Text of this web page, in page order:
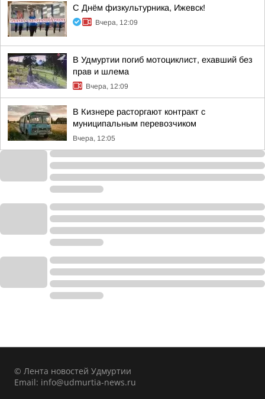
С Днём физкультурника, Ижевск!
Вчера, 12:09
В Удмуртии погиб мотоциклист, ехавший без
прав и шлема
Вчера, 12:09
В Кизнере расторгают контракт с
муниципальным перевозчиком
Вчера, 12:05
© Лента новостей Удмуртии
Email: info@udmurtia-news.ru